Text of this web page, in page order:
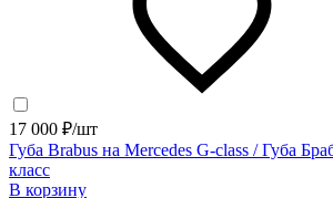
17 000 ₽/шт
Губа Brabus на Mercedes G-class / Губа
класс
В корзину